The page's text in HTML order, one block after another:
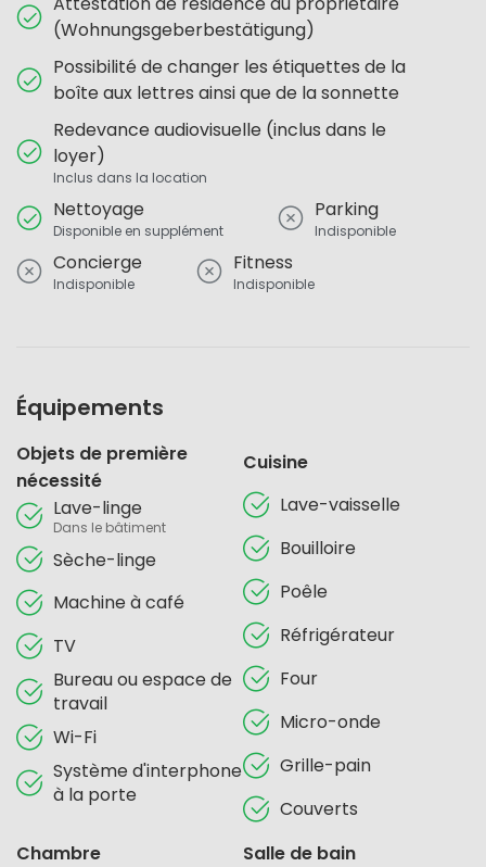
(Wohnungsgeberbestätigung)
Possibilité de changer les étiquettes de la
boîte aux lettres ainsi que de la sonnette
Redevance audiovisuelle (inclus dans le
loyer)
Inclus dans la location
Nettoyage
Disponible en supplément
Parking
Indisponible
Concierge
Indisponible
Fitness
Indisponible
Équipements
Objets de première
nécessité
Lave-linge
Dans le bâtiment
Sèche-linge
Machine à café
TV
Bureau ou espace de
travail
Wi-Fi
Système d'interphone
à la porte
Cuisine
Lave-vaisselle
Bouilloire
Poêle
Réfrigérateur
Four
Micro-onde
Grille-pain
Couverts
Chambre
Salle de bain